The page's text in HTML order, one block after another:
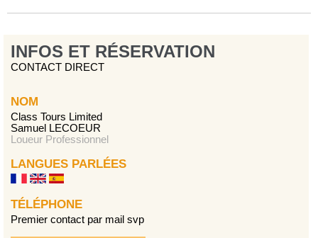
INFOS ET RÉSERVATION
CONTACT DIRECT
NOM
Class Tours Limited
Samuel LECOEUR
Loueur Professionnel
LANGUES PARLÉES
TÉLÉPHONE
Premier contact par mail svp